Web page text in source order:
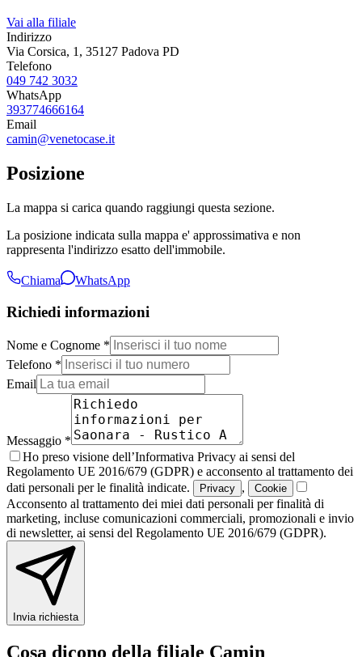
Vai alla filiale
Indirizzo
Via Corsica, 1, 35127 Padova PD
Telefono
049 742 3032
WhatsApp
393774666164
Email
camin@venetocase.it
Posizione
La mappa si carica quando raggiungi questa sezione.
La posizione indicata sulla mappa e' approssimativa e non
rappresenta l'indirizzo esatto dell'immobile.
Chiama WhatsApp
Richiedi informazioni
Nome e Cognome *
Telefono *
Email
Messaggio *
Ho preso visione dell’Informativa Privacy ai sensi del
Regolamento UE 2016/679 (GDPR) e acconsento al trattamento dei
dati personali per le finalità indicate.
Privacy , Cookie
Acconsento al trattamento dei miei dati personali per finalità di
marketing, incluse comunicazioni commerciali, promozionali e invio
di newsletter, ai sensi del Regolamento UE 2016/679 (GDPR).
Invia richiesta
Cosa dicono della filiale Camin